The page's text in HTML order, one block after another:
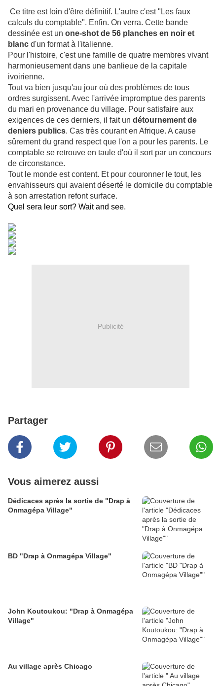
Ce titre est loin d'être définitif. L'autre c'est "Les faux
calculs du comptable". Enfin. On verra. Cette bande
dessinée est un one-shot de 56 planches en noir et
blanc d'un format à l'italienne.
Pour l'histoire, c'est une famille de quatre membres vivant
harmonieusement dans une banlieue de la capitale
ivoirienne.
Tout va bien jusqu'au jour où des problèmes de tous
ordres surgissent. Avec l'arrivée impromptue des parents
du mari en provenance du village. Pour satisfaire aux
exigences de ces derniers, il fait un détournement de
deniers publics. Cas très courant en Afrique. A cause
sûrement du grand respect que l'on a pour les parents. Le
comptable se retrouve en taule d'où il sort par un concours
de circonstance.
Tout le monde est content. Et pour couronner le tout, les
envahisseurs qui avaient déserté le domicile du comptable
à son arrestation refont surface.
Quel sera leur sort? Wait and see.
Publicité
Partager
Vous aimerez aussi
Dédicaces après la sortie de "Drap à
Onmagépa Village"
BD "Drap à Onmagépa Village"
John Koutoukou: "Drap à Onmagépa
Village"
Au village après Chicago